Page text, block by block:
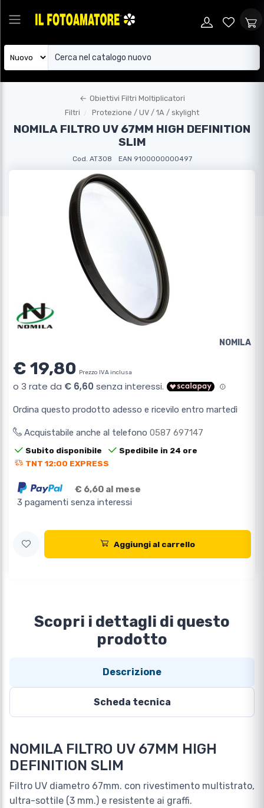
← Obiettivi Filtri Moltiplicatori
Filtri
Protezione / UV / 1A / skylight
NOMILA FILTRO UV 67MM HIGH DEFINITION
SLIM
Cod. AT308 EAN 9100000000497
NOMILA
€ 19,80 Prezzo IVA inclusa
Ordina questo prodotto adesso e ricevilo entro martedì
Acquistabile anche al telefono 0587 697147
Subito disponibile
Spedibile in 24 ore
TNT 12:00 EXPRESS
€ 6,60 al mese
3 pagamenti senza interessi
Aggiungi al carrello
Scopri i dettagli di questo
prodotto
Descrizione
Scheda tecnica
NOMILA FILTRO UV 67MM HIGH
DEFINITION SLIM
Filtro UV diametro 67mm. con rivestimento multistrato,
ultra-sottile (3 mm.) e resistente ai graffi.